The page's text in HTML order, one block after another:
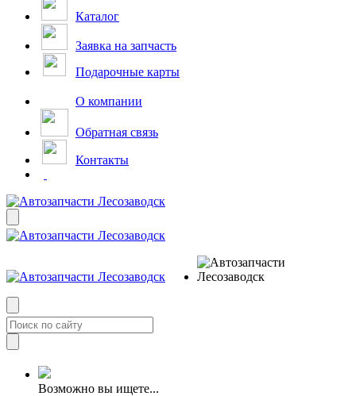
Каталог
Заявка на запчасть
Подарочные карты
О компании
Обратная связь
Контакты
Возможно вы ищете...